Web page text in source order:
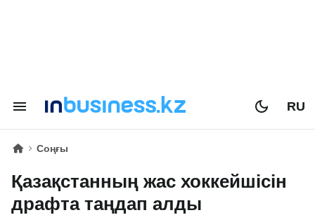
RU
Соңғы
Қазақстанның жас хоккейшісін
драфта таңдап алды